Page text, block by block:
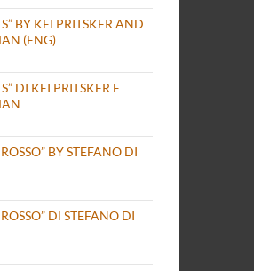
BY KEI PRITSKER AND
(ENG)
DI KEI PRITSKER E
BY STEFANO DI
DI STEFANO DI